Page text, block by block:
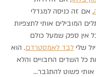
, אם זה כניסה למגדלי
המובילים אותי לתצפיות
אין ספק שמעל כולם
שלי לבד לאמסטרדם. הוא
כל השדים החבויים והלא
אותי פשוט להתגבר...